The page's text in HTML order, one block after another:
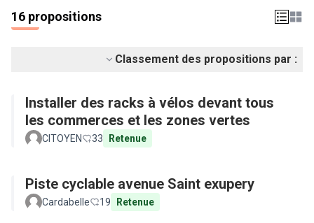
16 propositions
Classement des propositions par :
Installer des racks à vélos devant tous
les commerces et les zones vertes
CITOYEN 33 Retenue
Piste cyclable avenue Saint exupery
Cardabelle 19 Retenue